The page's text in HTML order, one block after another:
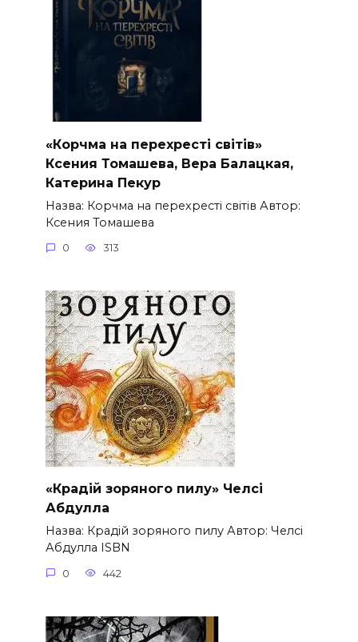
«Корчма на перехресті світів»
Ксения Томашева, Вера Балацкая,
Катерина Пекур
Назва: Корчма на перехресті світів Автор:
Ксения Томашева
0 313
«Крадій зоряного пилу» Челсі
Абдулла
Назва: Крадій зоряного пилу Автор: Челсі
Абдулла ISBN
0 442